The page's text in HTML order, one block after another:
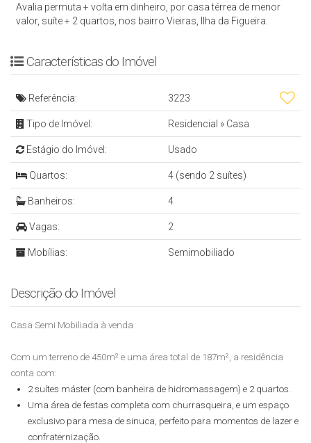
Avalia permuta + volta em dinheiro, por casa térrea de menor
valor, suíte + 2 quartos, nos bairro Vieiras, Ilha da Figueira.
Características do Imóvel
Referência: 3223
Tipo de Imóvel: Residencial » Casa
Estágio do Imóvel: Usado
Quartos: 4 (sendo 2 suítes)
Banheiros: 4
Vagas: 2
Mobílias: Semimobiliado
Descrição do Imóvel
Casa Semi Mobiliada à venda
Com um terreno de 450m² e uma área total de 187m², a residência
conta com:
2 suítes máster (com banheira de hidromassagem) e 2 quartos.
Uma área de festas completa com churrasqueira, e um espaço
exclusivo para mesa de sinuca, perfeito para momentos de lazer e
confraternização.